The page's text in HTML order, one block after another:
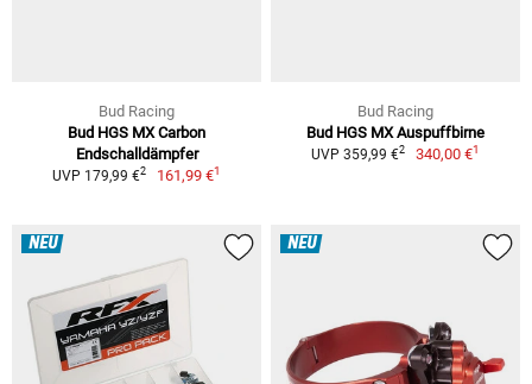
Bud Racing
Bud HGS MX Carbon
Endschalldämpfer
UVP 179,99 €2 161,99 €1
Bud Racing
Bud HGS MX Auspuffbirne
UVP 359,99 €2 340,00 €1
NEU NEU